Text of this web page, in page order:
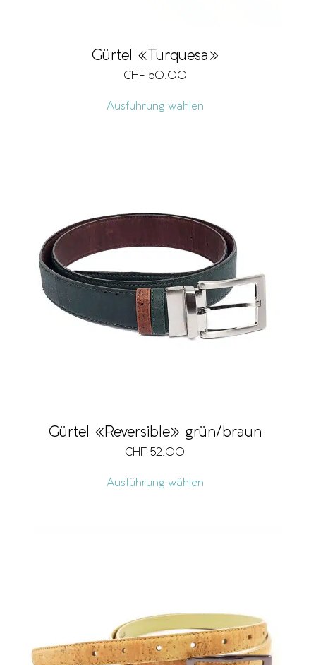
Gürtel «Turquesa»
CHF 50.00
Ausführung wählen
Gürtel «Reversible» grün/braun
CHF 52.00
Ausführung wählen